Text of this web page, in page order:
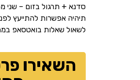
סדנא + תרגול בזום – שני
תיהיה אפשרות להתייעץ לפני
לשאול שאלות בואטסאפ
השאירו